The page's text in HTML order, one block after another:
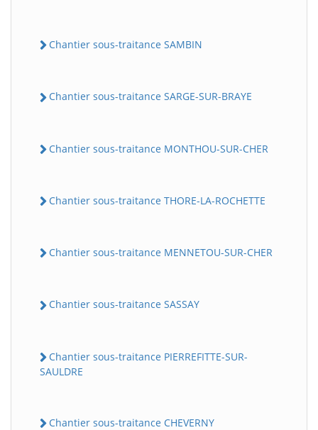
Chantier sous-traitance SAMBIN
Chantier sous-traitance SARGE-SUR-BRAYE
Chantier sous-traitance MONTHOU-SUR-CHER
Chantier sous-traitance THORE-LA-ROCHETTE
Chantier sous-traitance MENNETOU-SUR-CHER
Chantier sous-traitance SASSAY
Chantier sous-traitance PIERREFITTE-SUR-
SAULDRE
Chantier sous-traitance CHEVERNY